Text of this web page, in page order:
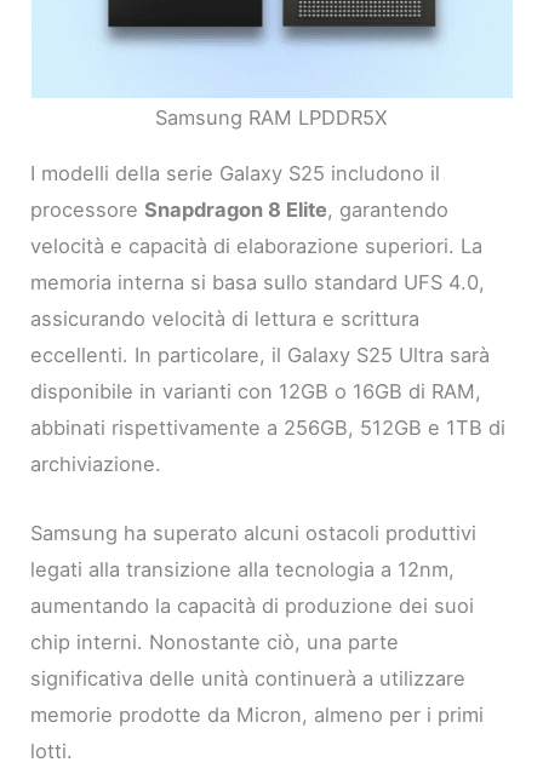
Samsung RAM LPDDR5X
I modelli della serie Galaxy S25 includono il
processoreSnapdragon 8 Elite, garantendo
velocità e capacità di elaborazione superiori. La
memoria interna si basa sullo standard UFS 4.0,
assicurando velocità di lettura e scrittura
eccellenti. In particolare, il Galaxy S25 Ultra sarà
disponibile in varianti con 12GB o 16GB di RAM,
abbinati rispettivamente a 256GB, 512GB e 1TB di
archiviazione.
Samsung ha superato alcuni ostacoli produttivi
legati alla transizione alla tecnologia a 12nm,
aumentando la capacità di produzione dei suoi
chip interni. Nonostante ciò, una parte
significativa delle unità continuerà a utilizzare
memorie prodotte da Micron, almeno per i primi
lotti.